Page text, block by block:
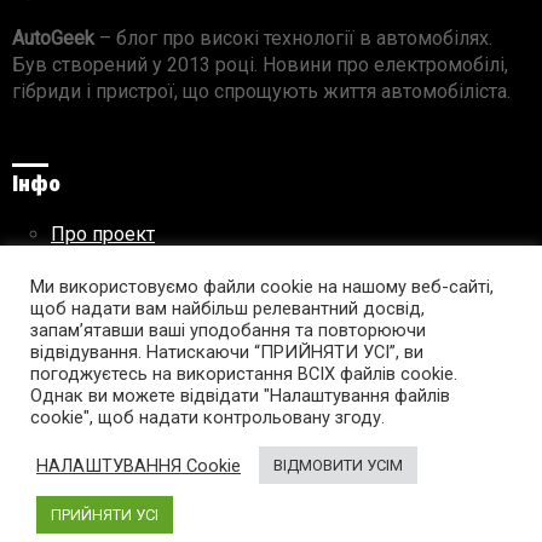
AutoGeek– блог про високі технології в автомобілях.
Був створений у 2013 році. Новини про електромобілі,
гібриди і пристрої, що спрощують життя автомобіліста.
Інфо
Про проект
Правила використання матеріалів
Підпишись на AutoGeek!
facebooktwitter instagramyoutube tumblr linkedin
Ми використовуємо файли cookie на нашому веб-сайті,
щоб надати вам найбільш релевантний досвід,
запам’ятавши ваші уподобання та повторюючи
відвідування. Натискаючи “ПРИЙНЯТИ УСІ”, ви
погоджуєтесь на використання ВСІХ файлів cookie.
Однак ви можете відвідати "Налаштування файлів
cookie", щоб надати контрольовану згоду.
НАЛАШТУВАННЯ Cookie ВІДМОВИТИ УСІМ
ПРИЙНЯТИ УСІ